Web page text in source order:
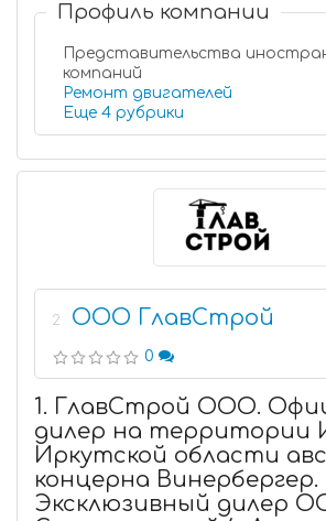
Профиль компании
Представительства
компаний
Ремонт двигателей
Еще 4 рубрики
2 ООО ГлавСтрой
0
1. ГлавСтрой ООО.
дилер на территории
Иркутской области
концерна Винербергер.
Эксклюзивный дилер